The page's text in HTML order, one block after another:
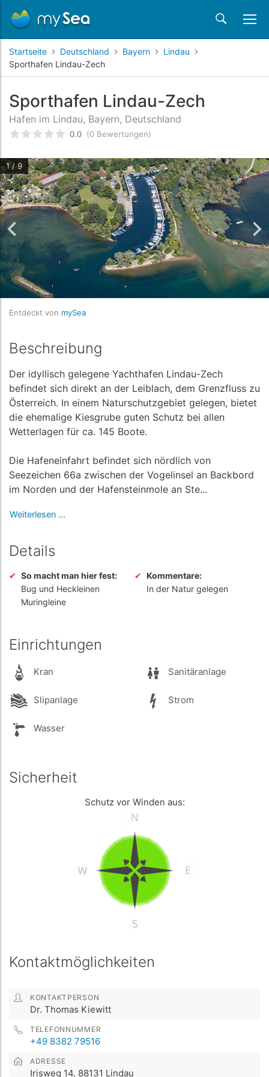
Startseite Deutschland Bayern
Lindau
Sporthafen Lindau-Zech
Sporthafen Lindau-Zech
Hafen im Lindau, Bayern, Deutschland
bewertet0 /5 beyogen auf
0.0 (0 Bewertungen)
1 / 9
Entdeckt von mySea
Beschreibung
Der idyllisch gelegene Yachthafen Lindau-Zech
befindet sich direkt an der Leiblach, dem Grenzfluss zu
Österreich. In einem Naturschutzgebiet gelegen, bietet
die ehemalige Kiesgrube guten Schutz bei allen
Wetterlagen für ca. 145 Boote.
Die Hafeneinfahrt befindet sich nördlich von
Seezeichen 66a zwischen der Vogelinsel an Backbord
im Norden und der Hafensteinmole an Ste...
Weiterlesen ...
Details
So macht man hier fest:
Bug und Heckleinen
Muringleine
Kommentare:
In der Natur gelegen
Einrichtungen
Kran Sanitäranlage
Slipanlage Strom
Wasser
Sicherheit
Schutz vor Winden aus:
Kontaktmöglichkeiten
KONTAKTPERSON
Dr. Thomas Kiewitt
TELEFONNUMMER
+49 8382 79516
ADRESSE
Irisweg 14, 88131 Lindau